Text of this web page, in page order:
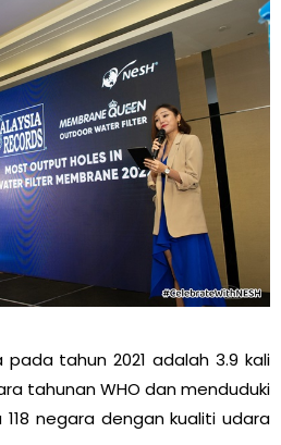
tahun 2021 adalah 3.9 kali
tahunan WHO dan menduduki
negara dengan kualiti udara